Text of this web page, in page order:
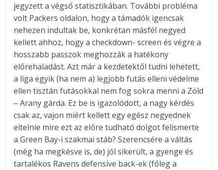
jegyzett a végső statisztikában. További probléma
volt Packers oldalon, hogy a támadók igencsak
nehezen indultak be, konkrétan másfél negyed
kellett ahhoz, hogy a checkdown- screen és végre a
hosszabb passzok meghozzák a hatékony
előrehaladást. Azt már a kezdetektől tudni lehetett,
a liga egyik (ha nem a) legjobb futás elleni védelme
ellen tisztán futásokkal nem fog sokra menni a Zöld
– Arany gárda. Ez be is igazolódott, a nagy kérdés
csak az, vajon miért kellett egy egész negyednek
eltelnie mire ezt az előre tudható dolgot felismerte
a Green Bay-i szakmai stáb? Szerencsére a váltás
(még ha megkésve is, de) jól sikerült, a gyenge és
tartalékos Ravens defensive back-ek (főleg a